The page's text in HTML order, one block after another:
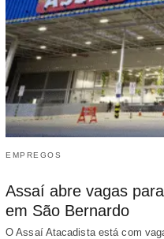
EMPREGOS
Assaí abre vagas
em São Bernardo
O Assaí Atacadista está com